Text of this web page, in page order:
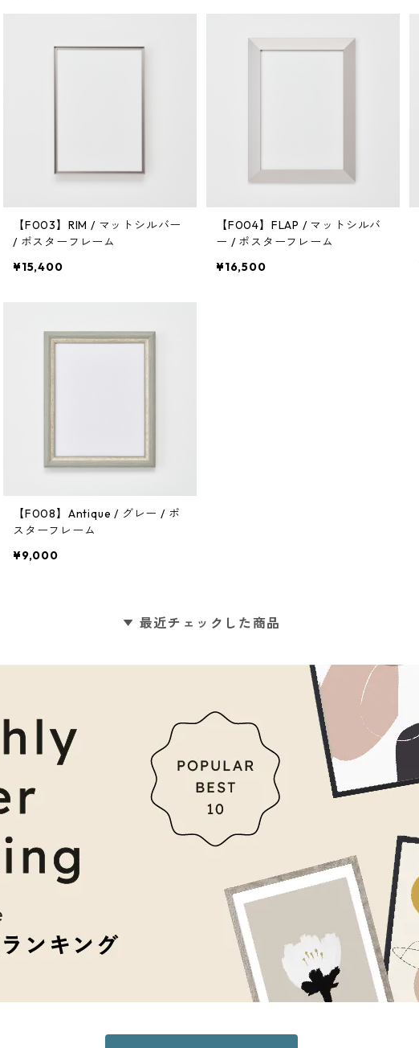
【F003】RIM / マットシルバー
/ ポスターフレーム
¥15,400
【F004】FLAP / マットシルバ
ー / ポスターフレーム
¥16,500
【F008】Antique / グレー / ポ
スターフレーム
¥9,000
最近チェックした商品